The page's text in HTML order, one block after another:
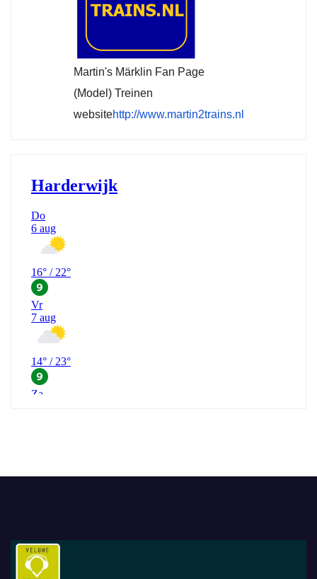
Martin's Märklin Fan Page
(Model) Treinen
websitehttp://www.martin2trains.nl